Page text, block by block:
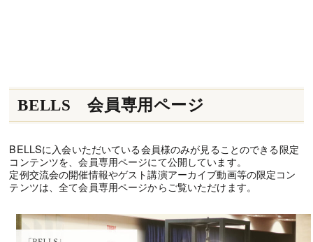
BELLS 会員専用ページ
BELLSに入会いただいている会員様のみが見ることのできる限定
コンテンツを、会員専用ページにて公開しています。
定例交流会の開催情報やゲスト講演アーカイブ動画等の限定コン
テンツは、全て会員専用ページからご覧いただけます。